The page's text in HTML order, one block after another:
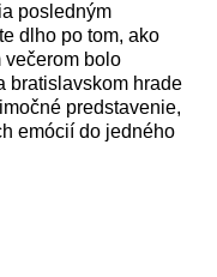
posledným
dlho po tom, ako
večerom bolo
bratislavskom hrade
predstavenie,
emócií do jedného